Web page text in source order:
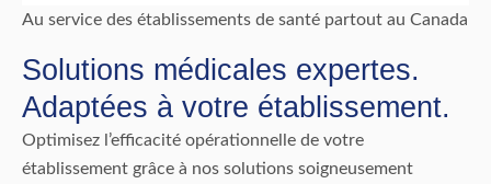
Au service des établissements de santé partout au Canada
Solutions médicales expertes.
Adaptées à votre établissement.
Optimisez l’efficacité opérationnelle de votre
établissement grâce à nos solutions soigneusement